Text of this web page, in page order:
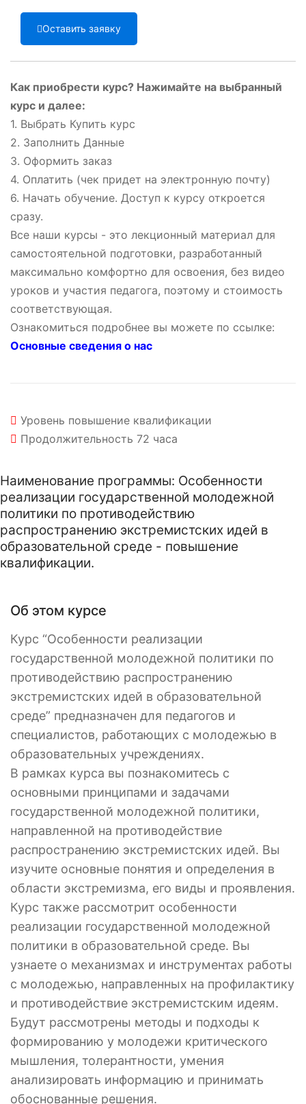
Оставить заявку
Как приобрести курс? Нажимайте на выбранный
курс и далее:
1. Выбрать Купить курс
2. Заполнить Данные
3. Оформить заказ
4. Оплатить (чек придет на электронную почту)
6. Начать обучение. Доступ к курсу откроется
сразу.
Все наши курсы - это лекционный материал для
самостоятельной подготовки, разработанный
максимально комфортно для освоения, без видео
уроков и участия педагога, поэтому и стоимость
соответствующая.
Ознакомиться подробнее вы можете по ссылке:
Основные сведения о нас
Уровень повышение квалификации
Продолжительность 72 часа
Наименование программы: Особенности
реализации государственной молодежной
политики по противодействию
распространению экстремистских идей в
образовательной среде - повышение
квалификации.
Об этом курсе
Курс “Особенности реализации
государственной молодежной политики по
противодействию распространению
экстремистских идей в образовательной
среде” предназначен для педагогов и
специалистов, работающих с молодежью в
образовательных учреждениях.
В рамках курса вы познакомитесь с
основными принципами и задачами
государственной молодежной политики,
направленной на противодействие
распространению экстремистских идей. Вы
изучите основные понятия и определения в
области экстремизма, его виды и проявления.
Курс также рассмотрит особенности
реализации государственной молодежной
политики в образовательной среде. Вы
узнаете о механизмах и инструментах работы
с молодежью, направленных на профилактику
и противодействие экстремистским идеям.
Будут рассмотрены методы и подходы к
формированию у молодежи критического
мышления, толерантности, умения
анализировать информацию и принимать
обоснованные решения.